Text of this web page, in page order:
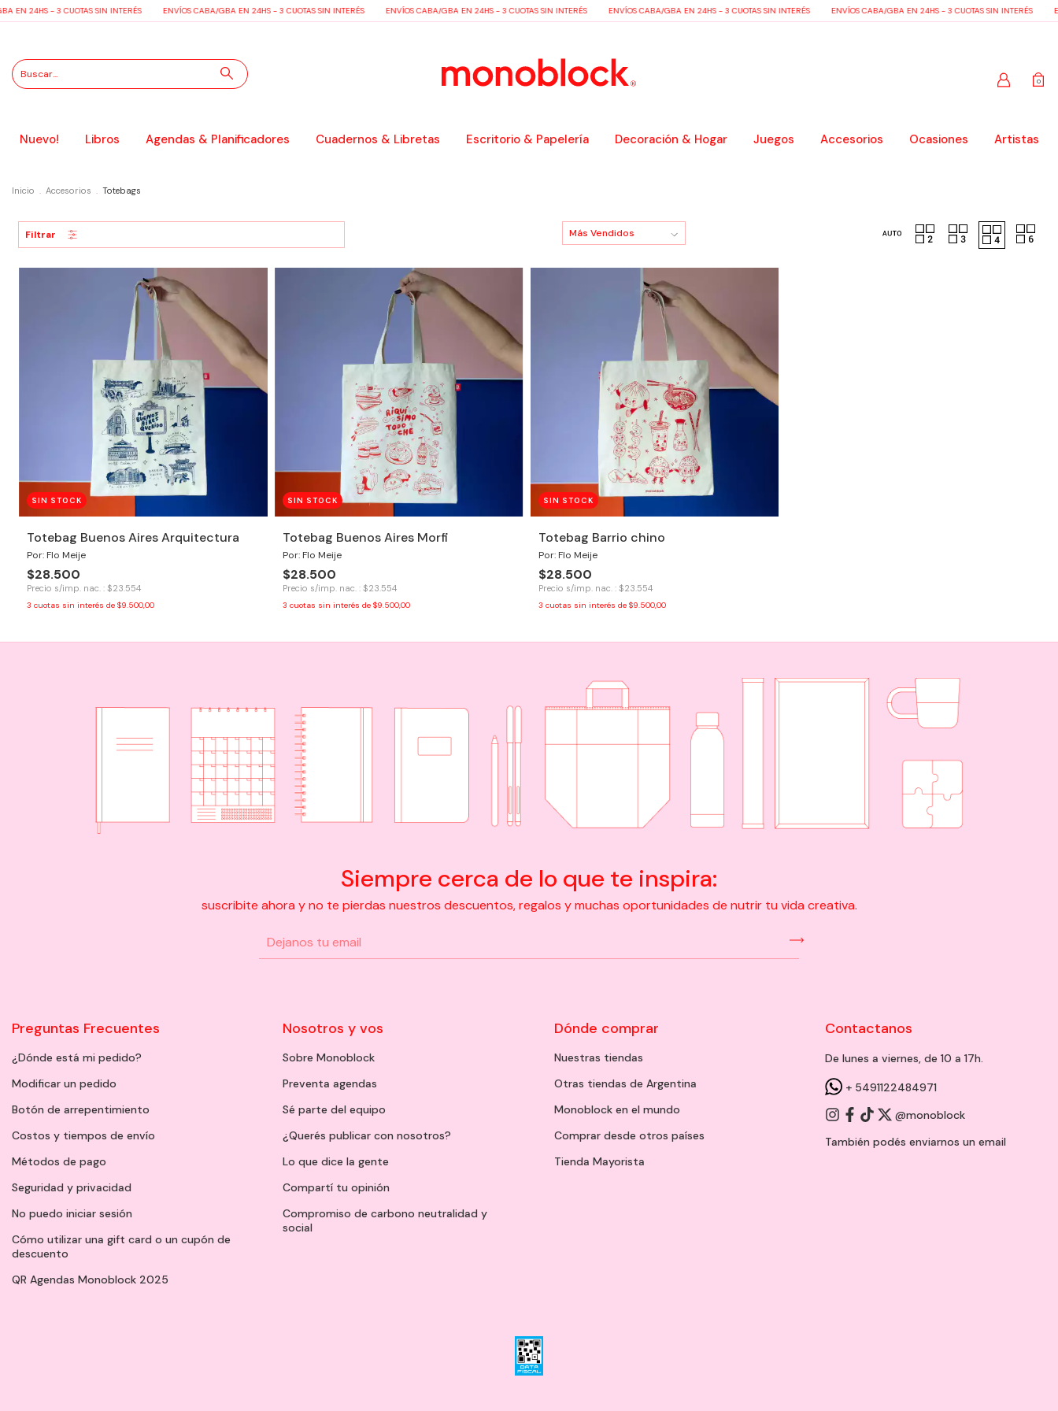
EN 24HS - 3 CUOTAS SIN INTERÉS ENVÍOS CABA/GBA EN 24HS - 3 CUOTAS SIN INTERÉS ENVÍOS CABA/GBA EN 24HS - 3 CUOTAS SIN INTERÉS ENVÍOS CABA/GBA EN 24HS - 3 CUOTAS SIN INTERÉS ENVÍOS CABA/GBA EN 24HS - 3 CUOTAS SIN INTERÉS
0
Nuevo! Libros Agendas & Planificadores Cuadernos & Libretas Escritorio & Papelería Decoración & Hogar Juegos Accesorios Ocasiones Artistas
Inicio . Accesorios . Totebags
Filtrar
SIN STOCK
Totebag Buenos Aires Arquitectura
Por: Flo Meije
$28.500
Precio s/imp. nac. : $23.554
3 cuotas sin interés de $9.500,00
SIN STOCK
Totebag Buenos Aires Morfi
Por: Flo Meije
$28.500
Precio s/imp. nac. : $23.554
3 cuotas sin interés de $9.500,00
SIN STOCK
Totebag Barrio chino
Por: Flo Meije
$28.500
Precio s/imp. nac. : $23.554
3 cuotas sin interés de $9.500,00
Siempre cerca de lo que te inspira:
suscribite ahora y no te pierdas nuestros descuentos, regalos y muchas oportunidades de nutrir tu vida creativa.
Preguntas Frecuentes
¿Dónde está mi pedido?
Modificar un pedido
Botón de arrepentimiento
Costos y tiempos de envío
Métodos de pago
Seguridad y privacidad
No puedo iniciar sesión
Cómo utilizar una gift card o un cupón de
descuento
QR Agendas Monoblock 2025
Nosotros y vos
Sobre Monoblock
Preventa agendas
Sé parte del equipo
¿Querés publicar con nosotros?
Lo que dice la gente
Compartí tu opinión
Compromiso de carbono neutralidad y
social
Dónde comprar
Nuestras tiendas
Otras tiendas de Argentina
Monoblock en el mundo
Comprar desde otros países
Tienda Mayorista
Contactanos
De lunes a viernes, de 10 a 17h.
+ 5491122484971
@monoblock
También podés enviarnos un email